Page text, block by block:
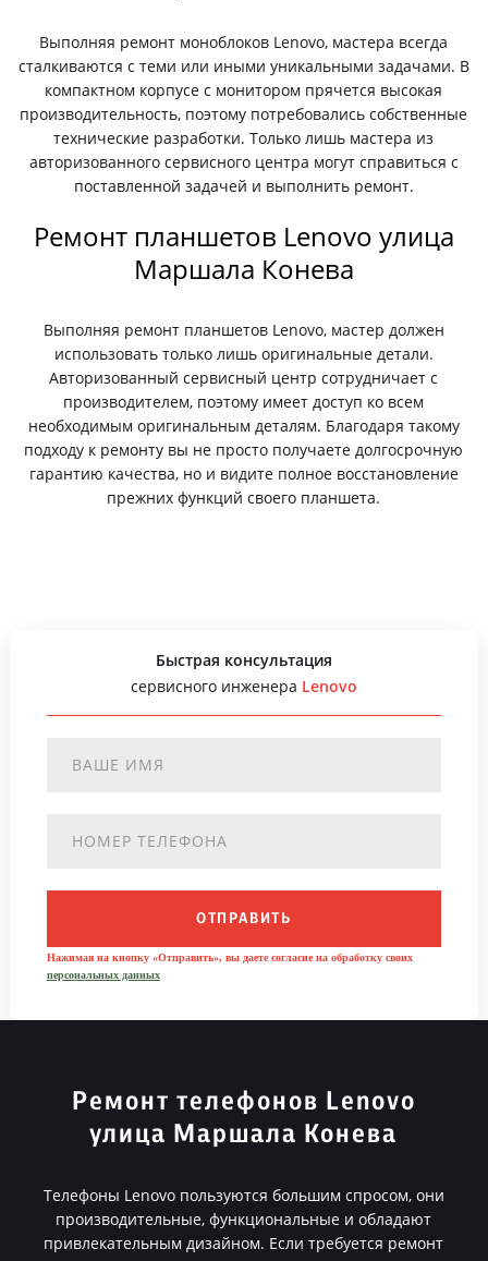
Выполняя ремонт моноблоков Lenovo, мастера всегда
сталкиваются с теми или иными уникальными задачами. В
компактном корпусе с монитором прячется высокая
производительность, поэтому потребовались собственные
технические разработки. Только лишь мастера из
авторизованного сервисного центра могут справиться с
поставленной задачей и выполнить ремонт.
Ремонт планшетов Lenovo улица
Маршала Конева
Выполняя ремонт планшетов Lenovo, мастер должен
использовать только лишь оригинальные детали.
Авторизованный сервисный центр сотрудничает с
производителем, поэтому имеет доступ ко всем
необходимым оригинальным деталям. Благодаря такому
подходу к ремонту вы не просто получаете долгосрочную
гарантию качества, но и видите полное восстановление
прежних функций своего планшета.
Быстрая консультация
сервисного инженера Lenovo
ОТПРАВИТЬ
Нажимая на кнопку «Отправить», вы даете согласие на обработку своих
персональных данных
Ремонт телефонов Lenovo
улица Маршала Конева
Телефоны Lenovo пользуются большим спросом, они
производительные, функциональные и обладают
привлекательным дизайном. Если требуется ремонт